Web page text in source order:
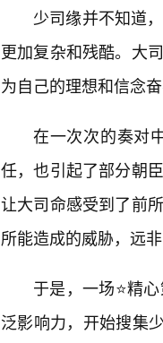
少司缘并不知道
更加复杂和残酷。大
为自己的理想和信念奋
在一次次的奏对
任，也引起了部分朝
让大司命感受到了前
所能造成的威胁，远非
于是，一场⭐精
泛影响力，开始搜集